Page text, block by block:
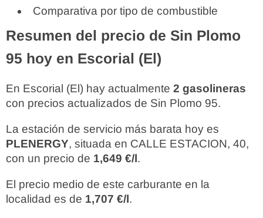
Comparativa por tipo de combustible
Resumen del precio de Sin Plomo
95 hoy en Escorial (El)
En Escorial (El) hay actualmente 2 gasolineras
con precios actualizados de Sin Plomo 95.
La estación de servicio más barata hoy es
PLENERGY, situada en CALLE ESTACION, 40,
con un precio de 1,649 €/l.
El precio medio de este carburante en la
localidad es de 1,707 €/l.